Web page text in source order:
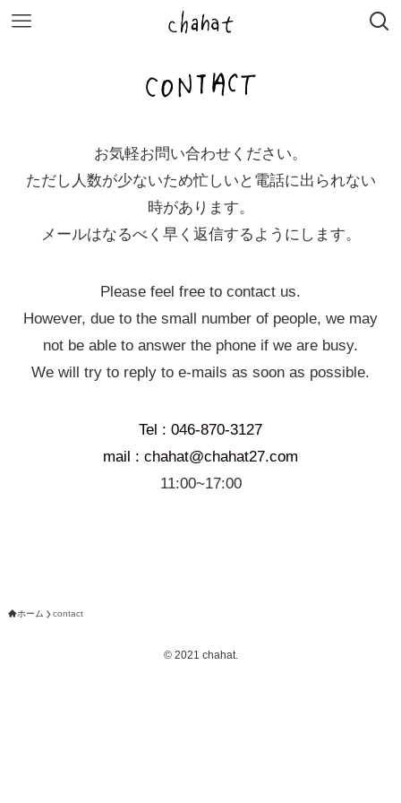
お気軽お問い合わせください。
ただし人数が少ないため忙しいと電話に出られない
時があります。
メールはなるべく早く返信するようにします。
Please feel free to contact us.
However, due to the small number of people, we may
not be able to answer the phone if we are busy.
We will try to reply to e-mails as soon as possible.
Tel : 046-870-3127
mail : chahat@chahat27.com
11:00~17:00
ホーム contact
©2021 chahat.